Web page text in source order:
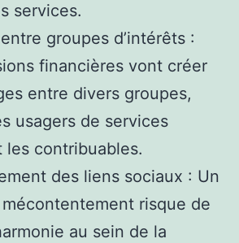
services.
groupes d’intérêts :
financières vont créer
entre divers groupes,
usagers de services
les contribuables.
des liens sociaux : Un
risque de
au sein de la